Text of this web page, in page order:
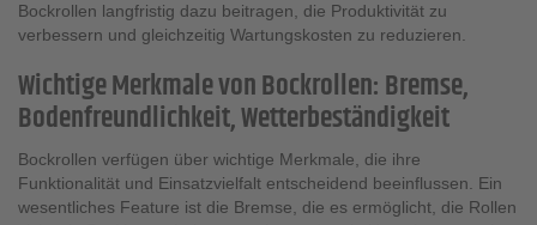
Bockrollen langfristig dazu beitragen, die Produktivität zu
verbessern und gleichzeitig Wartungskosten zu reduzieren.
Wichtige Merkmale von Bockrollen: Bremse,
Bodenfreundlichkeit, Wetterbeständigkeit
Bockrollen verfügen über wichtige Merkmale, die ihre
Funktionalität und Einsatzvielfalt entscheidend beeinflussen. Ein
wesentliches Feature ist die Bremse, die es ermöglicht, die Rollen